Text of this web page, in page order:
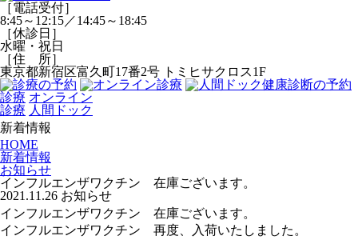
［電話受付］
8:45～12:15／14:45～18:45
［休診日］
水曜・祝日
［住 所］
東京都新宿区富久町17番2号 トミヒサクロス1F
診療 オンライン
診療 人間ドック
新着情報
HOME
新着情報
お知らせ
インフルエンザワクチン 在庫ございます。
2021.11.26 お知らせ
インフルエンザワクチン 在庫ございます。
インフルエンザワクチン 再度、入荷いたしました。